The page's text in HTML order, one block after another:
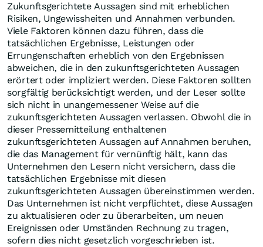
Zukunftsgerichtete Aussagen sind mit erheblichen
Risiken, Ungewissheiten und Annahmen verbunden.
Viele Faktoren können dazu führen, dass die
tatsächlichen Ergebnisse, Leistungen oder
Errungenschaften erheblich von den Ergebnissen
abweichen, die in den zukunftsgerichteten Aussagen
erörtert oder impliziert werden. Diese Faktoren sollten
sorgfältig berücksichtigt werden, und der Leser sollte
sich nicht in unangemessener Weise auf die
zukunftsgerichteten Aussagen verlassen. Obwohl die in
dieser Pressemitteilung enthaltenen
zukunftsgerichteten Aussagen auf Annahmen beruhen,
die das Management für vernünftig hält, kann das
Unternehmen den Lesern nicht versichern, dass die
tatsächlichen Ergebnisse mit diesen
zukunftsgerichteten Aussagen übereinstimmen werden.
Das Unternehmen ist nicht verpflichtet, diese Aussagen
zu aktualisieren oder zu überarbeiten, um neuen
Ereignissen oder Umständen Rechnung zu tragen,
sofern dies nicht gesetzlich vorgeschrieben ist.